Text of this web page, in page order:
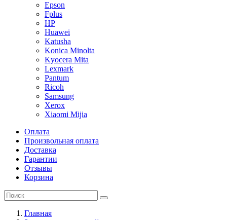
Epson
Fplus
HP
Huawei
Katusha
Konica Minolta
Kyocera Mita
Lexmark
Pantum
Ricoh
Samsung
Xerox
Xiaomi Mijia
Оплата
Произвольная оплата
Доставка
Гарантии
Отзывы
Корзина
Главная